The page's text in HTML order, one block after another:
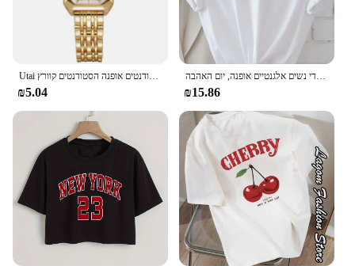
Utai נשים חדשות לצפות מותג יוקרה מותג נירוסטה נשים עסקים שעונים סטודנטים אופנה הסטודנטים קוורץ wristwatch
₪5.04
חולצת טריקו חולצת טריקו, חולצת טריקו שרוול קצר מזדמנים לקיץ, בגדי נשים אלגנטיים אופנה, יום האהבה
₪15.86